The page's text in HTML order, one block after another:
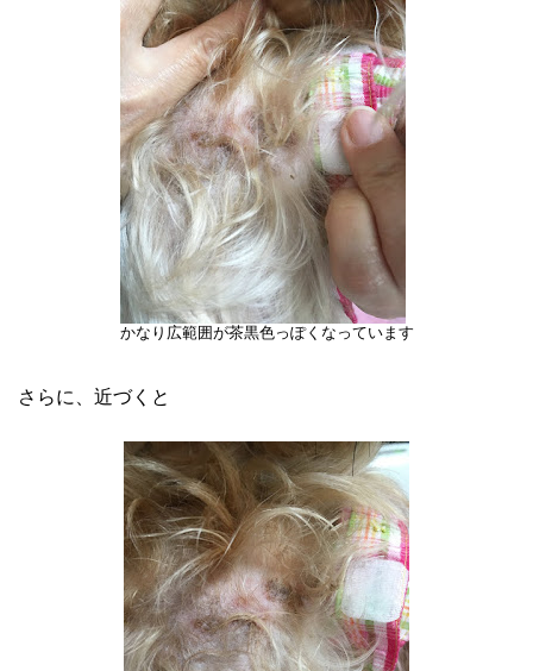
かなり広範囲が茶黒色っぽくなっています
さらに、近づくと